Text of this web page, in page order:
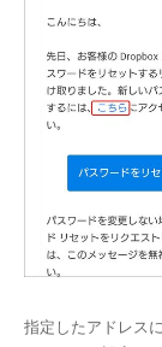
指定したアドレス